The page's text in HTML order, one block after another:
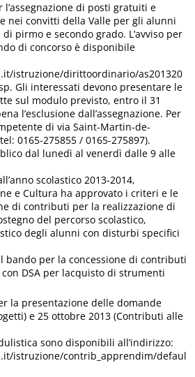
l’assegnazione di posti gratuiti e
nei convitti della Valle per gli alunni
pirmo e secondo grado. L’avviso per
di concorso è disponibile
istruzione/dirittoordinario/as201320
Gli interessati devono presentare le
sul modulo previsto, entro il 31
l’esclusione dall’assegnazione. Per
di via Saint-Martin-de-
0165-275855 / 0165-275897).
dal lunedì al venerdì dalle 9 alle
scolastico 2013-2014,
e Cultura ha approvato i criteri e le
di contributi per la realizzazione di
del percorso scolastico,
degli alunni con disturbi specifici
bando per la concessione di contributi
DSA per lacquisto di strumenti
la presentazione delle domande
e 25 ottobre 2013 (Contributi alle
sono disponibili all’indirizzo:
istruzione/contrib_apprendim/defaul